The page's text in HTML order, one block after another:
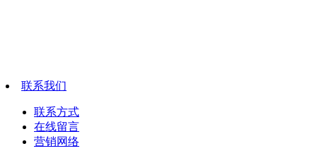
联系我们
联系方式
在线留言
营销网络